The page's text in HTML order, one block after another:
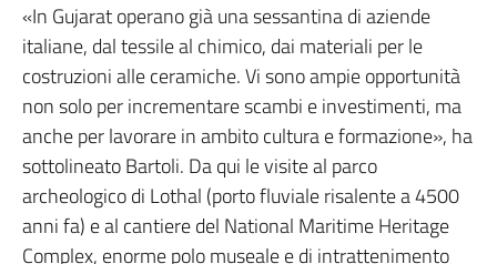
«In Gujarat operano già una sessantina di aziende
italiane, dal tessile al chimico, dai materiali per le
costruzioni alle ceramiche. Vi sono ampie opportunità
non solo per incrementare scambi e investimenti, ma
anche per lavorare in ambito cultura e formazione», ha
sottolineato Bartoli. Da qui le visite al parco
archeologico di Lothal (porto fluviale risalente a 4500
anni fa) e al cantiere del National Maritime Heritage
Complex, enorme polo museale e di intrattenimento